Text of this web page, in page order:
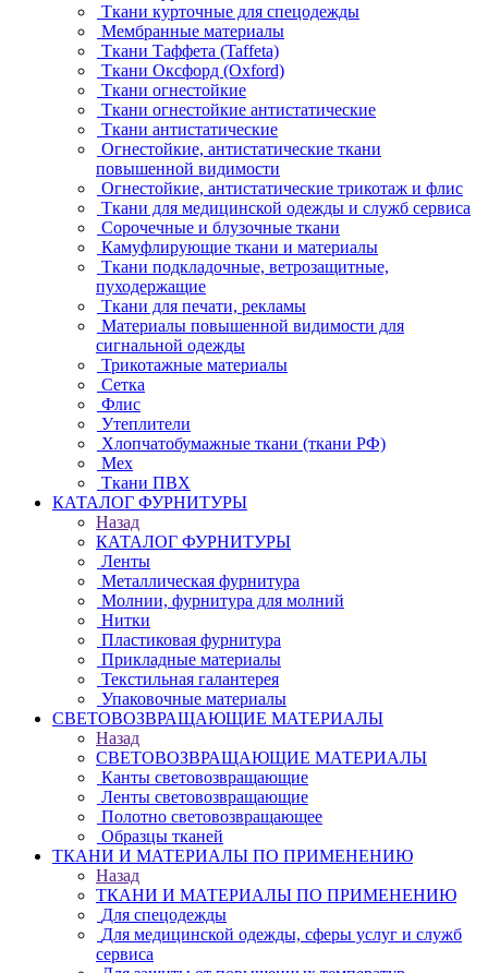
Ткани курточные для спецодежды
Мембранные материалы
Ткани Таффета (Taffeta)
Ткани Оксфорд (Oxford)
Ткани огнестойкие
Ткани огнестойкие антистатические
Ткани антистатические
Огнестойкие, антистатические ткани
повышенной видимости
Огнестойкие, антистатические трикотаж и флис
Ткани для медицинской одежды и служб сервиса
Сорочечные и блузочные ткани
Камуфлирующие ткани и материалы
Ткани подкладочные, ветрозащитные,
пуходержащие
Ткани для печати, рекламы
Материалы повышенной видимости для
сигнальной одежды
Трикотажные материалы
Сетка
Флис
Утеплители
Хлопчатобумажные ткани (ткани РФ)
Мех
Ткани ПВХ
КАТАЛОГ ФУРНИТУРЫ
Назад
КАТАЛОГ ФУРНИТУРЫ
Ленты
Металлическая фурнитура
Молнии, фурнитура для молний
Нитки
Пластиковая фурнитура
Прикладные материалы
Текстильная галантерея
Упаковочные материалы
СВЕТОВОЗВРАЩАЮЩИЕ МАТЕРИАЛЫ
Назад
СВЕТОВОЗВРАЩАЮЩИЕ МАТЕРИАЛЫ
Канты световозвращающие
Ленты световозвращающие
Полотно световозвращающее
Образцы тканей
ТКАНИ И МАТЕРИАЛЫ ПО ПРИМЕНЕНИЮ
Назад
ТКАНИ И МАТЕРИАЛЫ ПО ПРИМЕНЕНИЮ
Для спецодежды
Для медицинской одежды, сферы услуг и служб
сервиса